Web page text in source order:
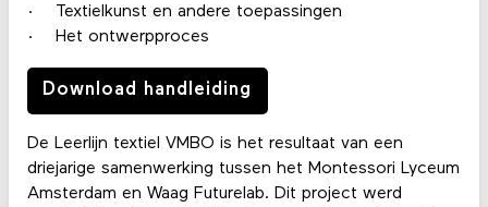
· Textielkunst en andere toepassingen
· Het ontwerpproces
Download handleiding
De Leerlijn textiel VMBO is het resultaat van een
driejarige samenwerking tussen het Montessori Lyceum
Amsterdam en Waag Futurelab. Dit project werd